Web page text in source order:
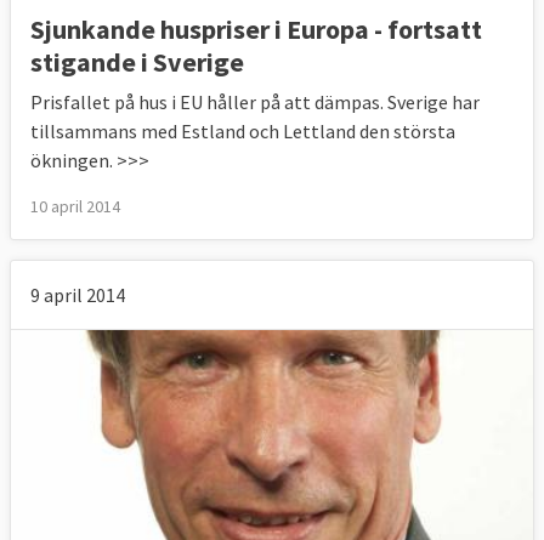
Sjunkande huspriser i Europa - fortsatt
stigande i Sverige
Prisfallet på hus i EU håller på att dämpas. Sverige har
tillsammans med Estland och Lettland den största
ökningen. >>>
10 april 2014
9 april 2014